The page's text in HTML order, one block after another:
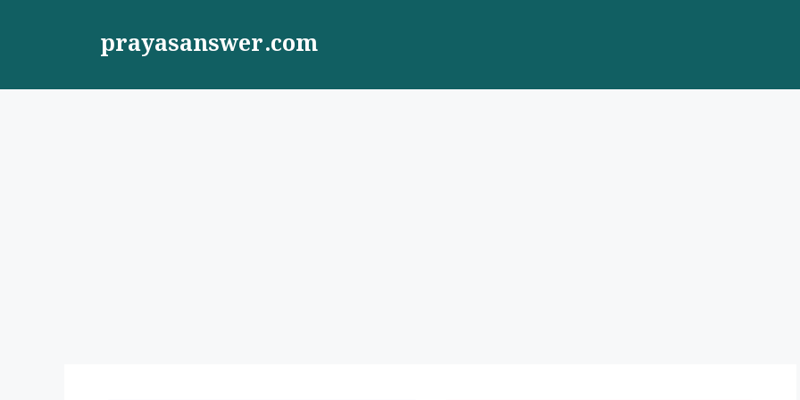
prayasanswer.com